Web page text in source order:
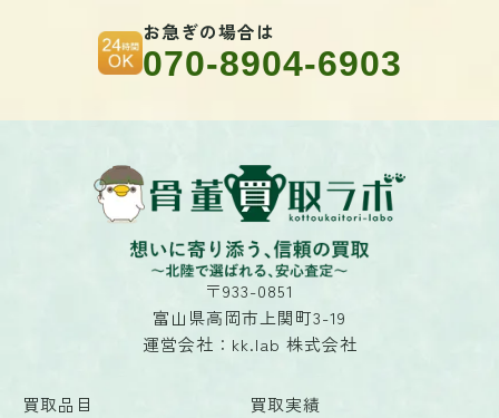
お急ぎの場合は
070-8904-6903
〒933-0851
富山県高岡市上関町3-19
運営会社：kk.lab 株式会社
買取品目
買取実績